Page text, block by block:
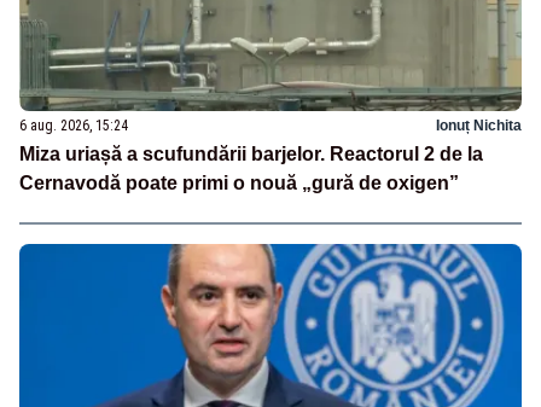
6 aug. 2026, 15:24 Ionuț Nichita
Miza uriașă a scufundării barjelor. Reactorul 2 de la
Cernavodă poate primi o nouă „gură de oxigen”